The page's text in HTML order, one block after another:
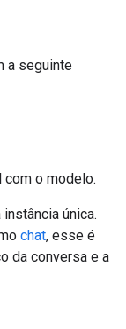
a seguinte
com o modelo.
única.
chat, esse é
da conversa e a